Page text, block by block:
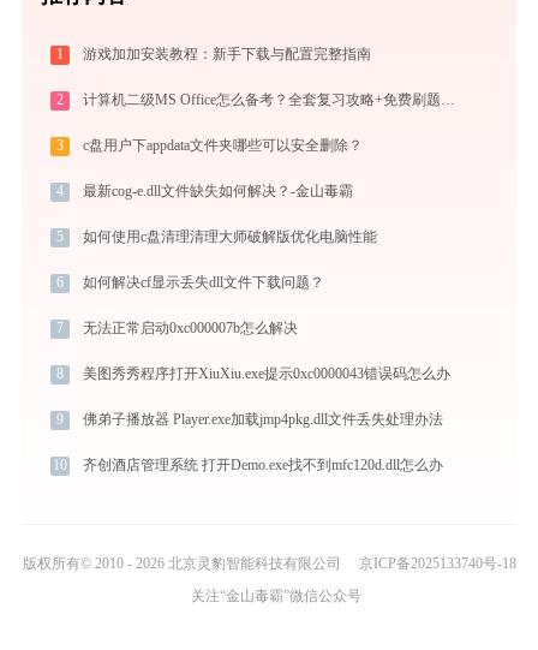
1 游戏加加安装教程：新手下载与配置完整指南
2 计算机二级MS Office怎么备考？全套复习攻略+免费刷题工具推荐
3 c盘用户下appdata文件夹哪些可以安全删除？
4 最新cog-e.dll文件缺失如何解决？-金山毒霸
5 如何使用c盘清理清理大师破解版优化电脑性能
6 如何解决cf显示丢失dll文件下载问题？
7 无法正常启动0xc000007b怎么解决
8 美图秀秀程序打开XiuXiu.exe提示0xc0000043错误码怎么办
9 佛弟子播放器 Player.exe加载jmp4pkg.dll文件丢失处理办法
10 齐创酒店管理系统 打开Demo.exe找不到mfc120d.dll怎么办
版权所有© 2010 - 2026 北京灵豹智能科技有限公司
京ICP备2025133740号-18
关注“金山毒霸”微信公众号